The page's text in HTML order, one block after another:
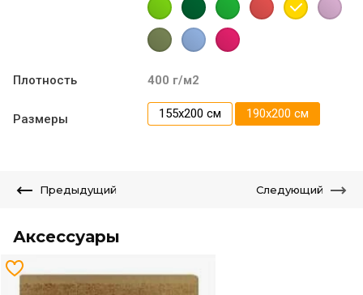
Плотность 400 г/м2
Размеры 155х200 см 190х200 см
Предыдущий Следующий
Аксессуары